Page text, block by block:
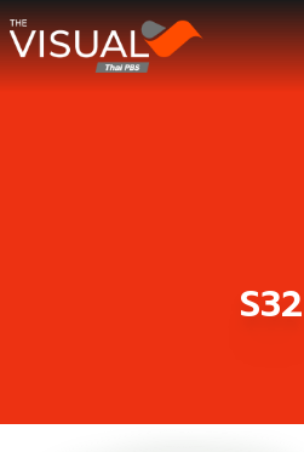
ข้ามไปยังเนื้อหา
S32